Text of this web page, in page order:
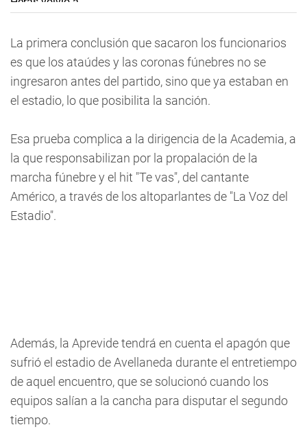
La primera conclusión que sacaron los funcionarios
es que los ataúdes y las coronas fúnebres no se
ingresaron antes del partido, sino que ya estaban en
el estadio, lo que posibilita la sanción.
Esa prueba complica a la dirigencia de la Academia, a
la que responsabilizan por la propalación de la
marcha fúnebre y el hit "Te vas", del cantante
Américo, a través de los altoparlantes de "La Voz del
Estadio".
Además, la Aprevide tendrá en cuenta el apagón que
sufrió el estadio de Avellaneda durante el entretiempo
de aquel encuentro, que se solucionó cuando los
equipos salían a la cancha para disputar el segundo
tiempo.